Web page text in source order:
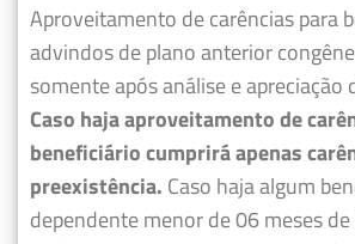
Aproveitamento de carências para
advindos de plano anterior
somente após análise e apreciação
Caso haja aproveitamento de
beneficiário cumprirá apenas
preexistência. Caso haja algum
dependente menor de 06 meses